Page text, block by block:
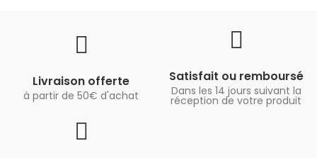
Livraison offerte
à partir de 50€ d'achat
Satisfait ou remboursé
Dans les 14 jours suivant la
réception de votre produit